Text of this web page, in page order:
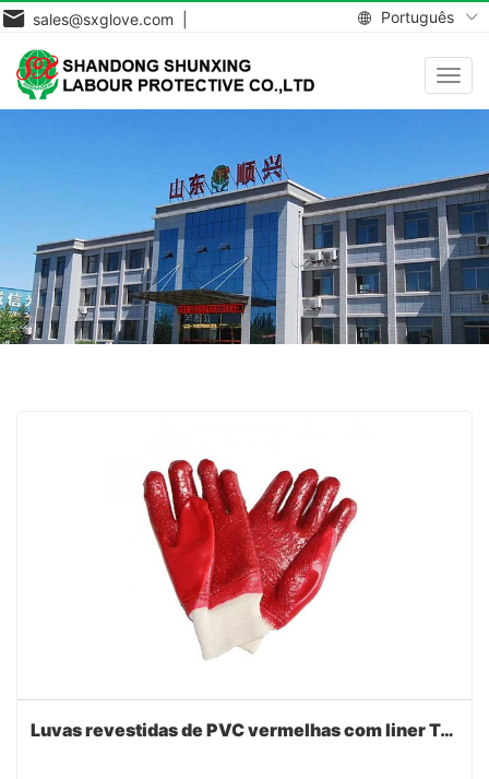
Português
sales@sxglove.com |
Luvas revestidas de PVC vermelhas com liner Terry